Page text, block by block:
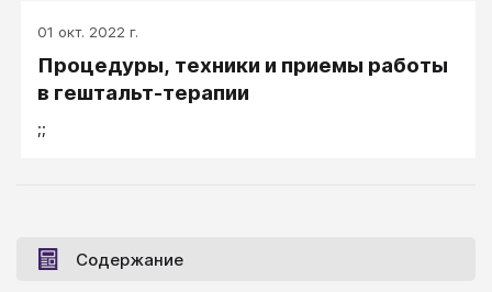
01 окт. 2022 г.
Процедуры, техники и приемы работы
в гештальт-терапии
;;
Содержание